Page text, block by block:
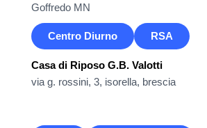
Goffredo MN
Centro Diurno RSA
Casa di Riposo G.B. Valotti
via g. rossini, 3, isorella, brescia